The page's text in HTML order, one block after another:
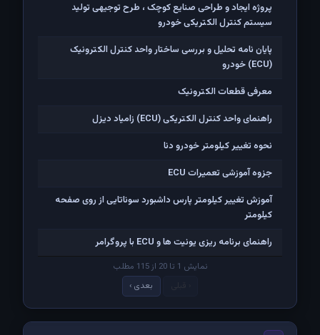
پروژه ایجاد و طراحی صنایع کوچک ، طرح توجیهی تولید
سیستم کنترل الکتریکی خودرو
پایان نامه تحلیل و بررسی ساختار واحد کنترل الکترونیک
(ECU) خودرو
معرفی قطعات الکترونیک
راهنمای واحد کنترل الکتریکی (ECU) زامیاد دیزل
نحوه تغییر کیلومتر خودرو دنا
جزوه آموزشی تعمیرات ECU
آموزش تغییر کیلومتر پارس داشبورد سوناتایی از روی صفحه
کیلومتر
راهنمای برنامه ریزی یونیت ها و ECU با پروگرامر
نمایش 1 تا 20 از 115 مطلب
بعدی ›